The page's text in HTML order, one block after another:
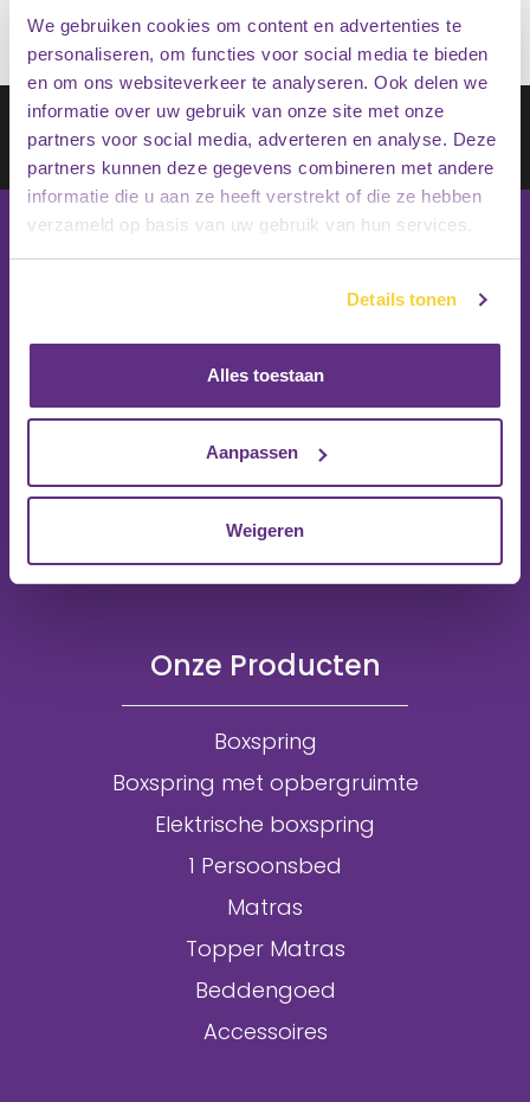
We gebruiken cookies om content en advertenties te
personaliseren, om functies voor social media te bieden
en om ons websiteverkeer te analyseren. Ook delen we
informatie over uw gebruik van onze site met onze
partners voor social media, adverteren en analyse. Deze
partners kunnen deze gegevens combineren met andere
informatie die u aan ze heeft verstrekt of die ze hebben
verzameld op basis van uw gebruik van hun services.
Details tonen
Alles toestaan
Aanpassen
Weigeren
Schrijf je in op onze nieuwsbrief
Inschrijven
Onze Producten
Boxspring
Boxspring met opbergruimte
Elektrische boxspring
1 Persoonsbed
Matras
Topper Matras
Beddengoed
Accessoires